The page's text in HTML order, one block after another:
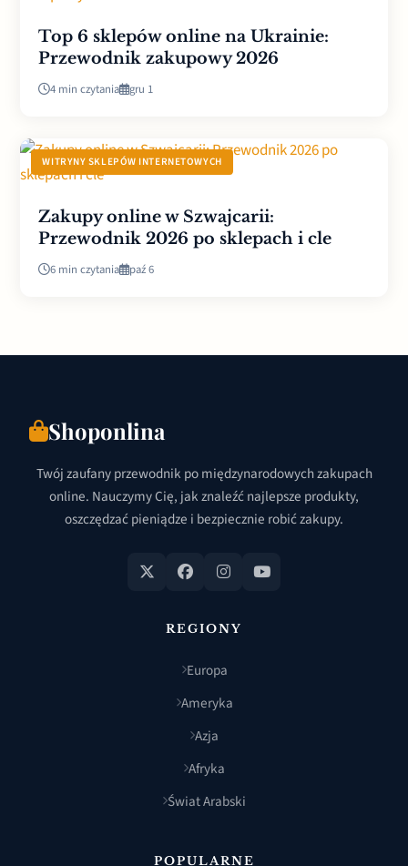
Top 6 sklepów online na Ukrainie:
Przewodnik zakupowy 2026
4 min czytania gru 1
WITRYNY SKLEPÓW INTERNETOWYCH
Zakupy online w Szwajcarii:
Przewodnik 2026 po sklepach i cle
6 min czytania paź 6
Shoponlina
Twój zaufany przewodnik po międzynarodowych zakupach
online. Nauczymy Cię, jak znaleźć najlepsze produkty,
oszczędzać pieniądze i bezpiecznie robić zakupy.
REGIONY
Europa
Ameryka
Azja
Afryka
Świat Arabski
POPULARNE